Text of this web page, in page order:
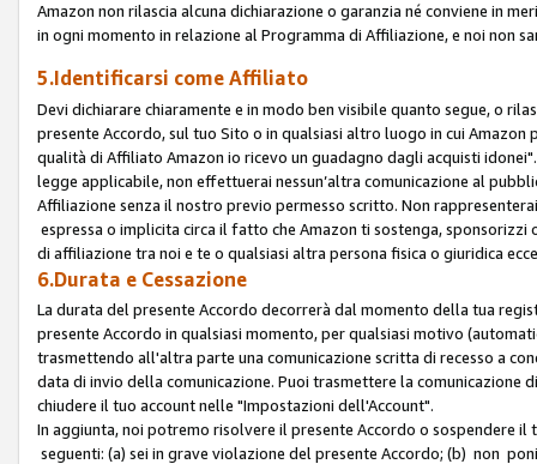
Amazon non rilascia alcuna dichiarazione o garanzia né conviene in
in ogni momento in relazione al Programma di Affiliazione, e noi non
5.Identificarsi come Affiliato
Devi dichiarare chiaramente e in modo ben visibile quanto segue, o
presente Accordo, sul tuo Sito o in qualsiasi altro luogo in cui
qualità di Affiliato Amazon io ricevo un guadagno dagli acquisti
legge applicabile, non effettuerai nessun’altra comunicazione al
Affiliazione senza il nostro previo permesso scritto. Non
espressa o implicita circa il fatto che Amazon ti sostenga,
di affiliazione tra noi e te o qualsiasi altra persona fisica o giuridica
6.Durata e Cessazione
La durata del presente Accordo decorrerà dal momento della tua
presente Accordo in qualsiasi momento, per qualsiasi motivo
trasmettendo all'altra parte una comunicazione scritta di recesso a
data di invio della comunicazione. Puoi trasmettere la
chiudere il tuo account nelle "Impostazioni dell'Account".
In aggiunta, noi potremo risolvere il presente Accordo o sospendere
seguenti: (a) sei in grave violazione del presente Accordo; (b) non